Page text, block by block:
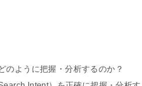
のように把握・分析するのか？